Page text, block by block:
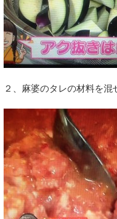
２、麻婆のタレの材料を混